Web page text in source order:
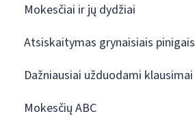
Mokesčiai ir jų dydžiai
Atsiskaitymas grynaisiais pinigais
Dažniausiai užduodami klausimai
Mokesčių ABC